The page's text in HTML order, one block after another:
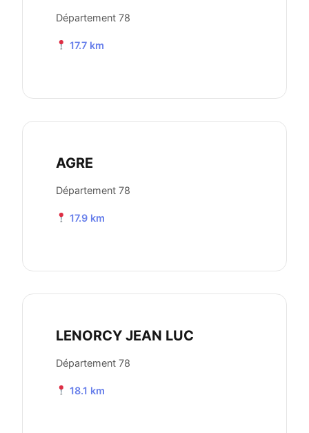
Département 78
17.7 km
AGRE
Département 78
17.9 km
LENORCY JEAN LUC
Département 78
18.1 km